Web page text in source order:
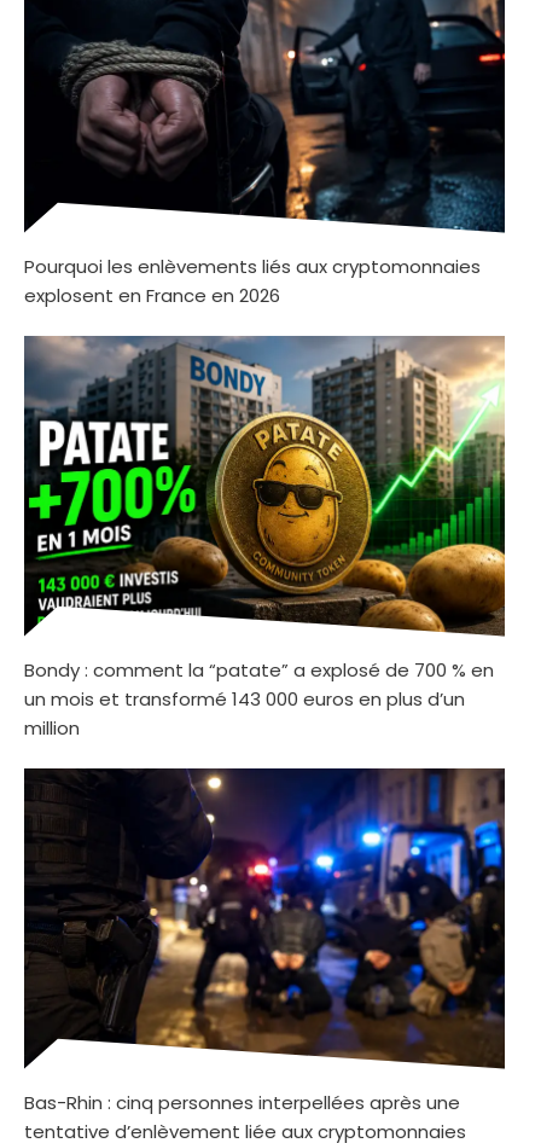
Pourquoi les enlèvements liés aux cryptomonnaies
explosent en France en 2026
Bondy : comment la “patate” a explosé de 700 % en
un mois et transformé 143 000 euros en plus d’un
million
Bas-Rhin : cinq personnes interpellées après une
tentative d’enlèvement liée aux cryptomonnaies